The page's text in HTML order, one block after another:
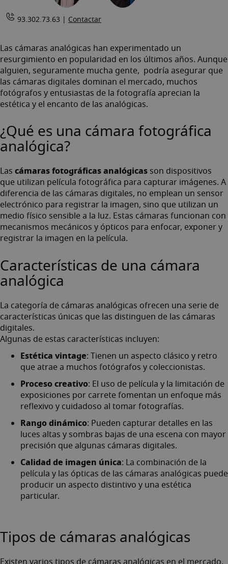
93.302.73.63 | Contactar
Las cámaras analógicas han experimentado un
resurgimiento en popularidad en los últimos años. Aunque
alguien, seguramente mucha gente, podría asegurar que
las cámaras digitales dominan el mercado, muchos
fotógrafos y entusiastas de la fotografía aprecian la
estética y el encanto de las analógicas.
¿Qué es una cámara fotográfica
analógica?
Las cámaras fotográficas analógicas son dispositivos
que utilizan película fotográfica para capturar imágenes. A
diferencia de las cámaras digitales, no emplean un sensor
electrónico para registrar la imagen, sino que utilizan un
medio físico sensible a la luz. Estas cámaras funcionan con
mecanismos mecánicos y ópticos para enfocar, exponer y
registrar la imagen en la película.
Características de una cámara
analógica
La categoría de cámaras analógicas ofrecen una serie de
características únicas que las distinguen de las cámaras
digitales.
Algunas de estas características incluyen:
Estética vintage: Tienen un aspecto clásico y retro
que atrae a muchos fotógrafos y coleccionistas.
Proceso creativo: El uso de película y la limitación de
exposiciones por carrete fomentan un enfoque más
reflexivo y cuidadoso al tomar fotografías.
Rango dinámico: Pueden capturar detalles en las
luces altas y sombras bajas de una escena con mayor
precisión que algunas cámaras digitales.
Calidad de imagen única: La combinación de la
película y las ópticas de las cámaras analógicas puede
producir un aspecto distintivo y una estética
particular.
Tipos de cámaras analógicas